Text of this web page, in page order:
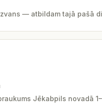
— atbildam tajā pašā
Jēkabpils novadā